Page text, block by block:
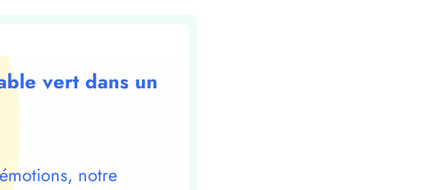
vert dans un
notre